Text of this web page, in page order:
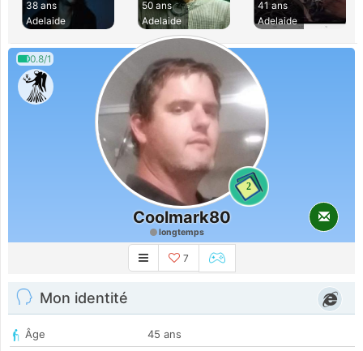
38 ans
Adelaide
50 ans
Adelaide
41 ans
Adelaide
0.8/1
2
Coolmark80
longtemps
7
Mon identité
Âge
45 ans